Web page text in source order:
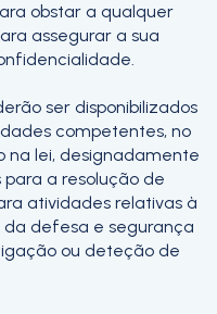
obstar a qualquer
assegurar a sua
ser disponibilizados
competentes, no
na lei, designadamente
a resolução de
atividades relativas à
defesa e segurança
ou deteção de